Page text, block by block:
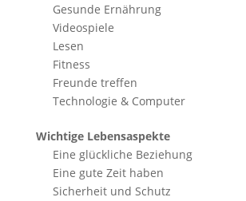
Gesunde Ernährung
Videospiele
Lesen
Fitness
Freunde treffen
Technologie & Computer
Wichtige Lebensaspekte
Eine glückliche Beziehung
Eine gute Zeit haben
Sicherheit und Schutz